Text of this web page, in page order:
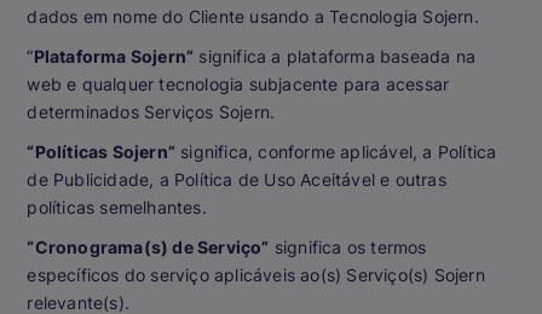
dados em nome do Cliente usando a Tecnologia Sojern.
“Plataforma Sojern” significa a plataforma baseada na
web e qualquer tecnologia subjacente para acessar
determinados Serviços Sojern.
“Políticas Sojern” significa, conforme aplicável, a Política
de Publicidade, a Política de Uso Aceitável e outras
políticas semelhantes.
“Cronograma(s) de Serviço” significa os termos
específicos do serviço aplicáveis ao(s) Serviço(s) Sojern
relevante(s).